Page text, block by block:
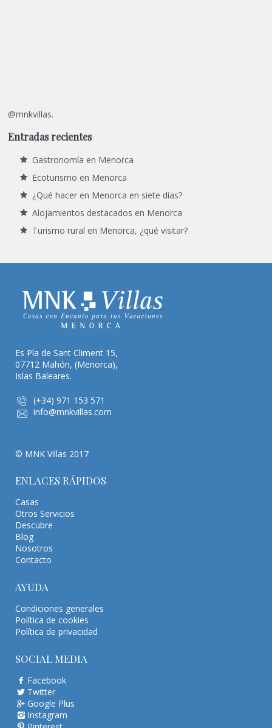
@mnkvillas.
Entradas recientes
Gastronomía en Menorca
Ecoturismo en Menorca
¿Qué hacer en Menorca en siete días?
Alojamientos destacados en Menorca
Turismo rural en Menorca, ¿qué visitar?
Es Pla de Sant Climent 15,
07712 Mahón, (Menorca),
Islas Baleares.
(+34) 971 153 571
info@mnkvillas.com
© MNK Villas 2017
ENLACES RÁPIDOS
Casas
Otros Servicios
Descubre
Blog
Nosotros
Contacto
AYUDA
Condiciones generales
Política de cookies
Política de privacidad
SOCIAL MEDIA
Facebook
Twitter
Google Plus
Instagram